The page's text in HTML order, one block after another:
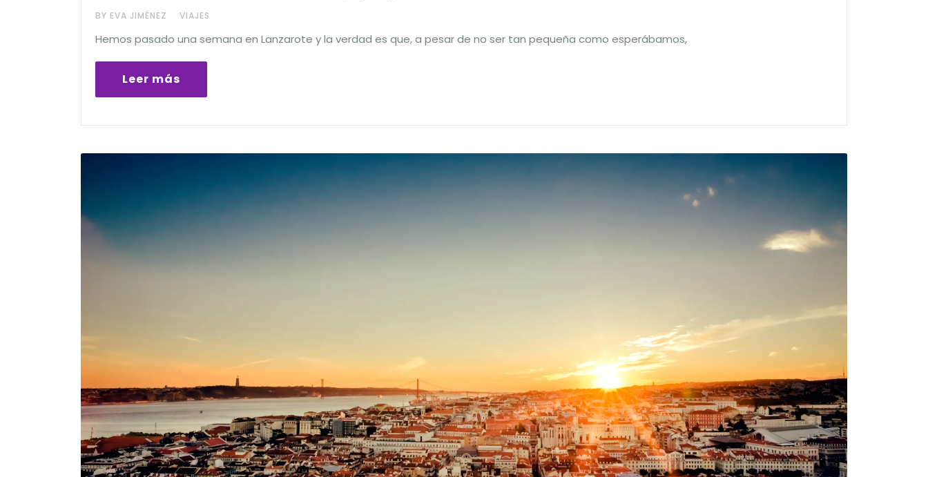
BY EVA JIMÉNEZ VIAJES
Hemos pasado una semana en Lanzarote y la verdad es que, a pesar de no ser tan pequeña como esperábamos,
Leer más